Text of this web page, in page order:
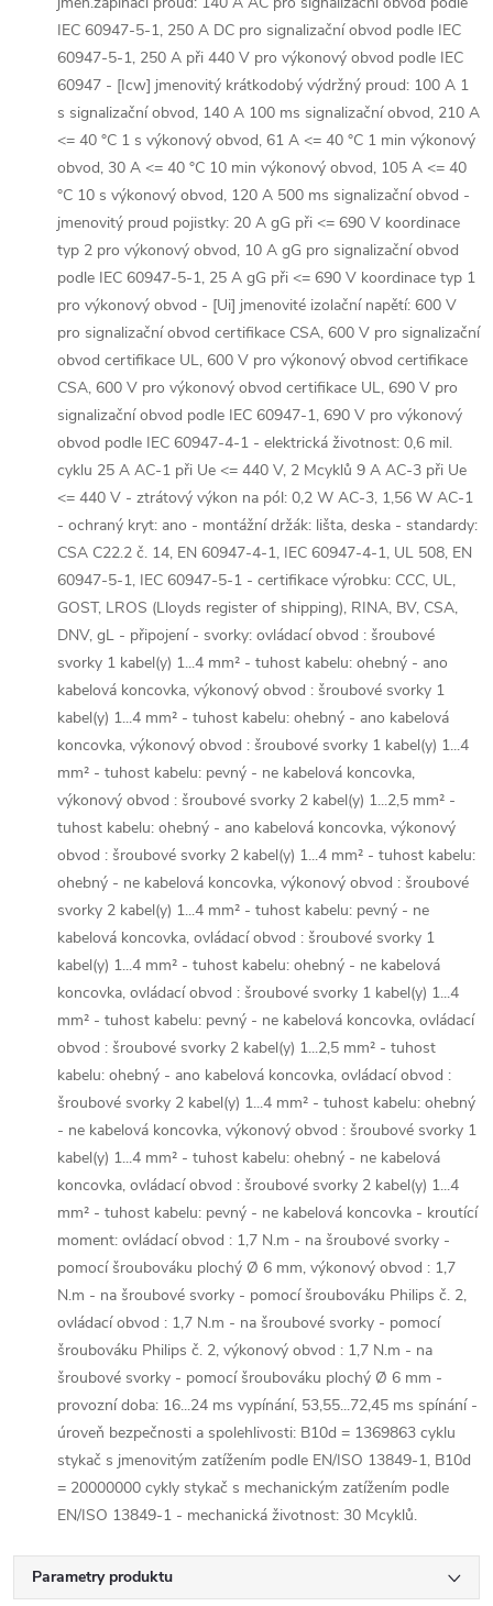
IEC 60947-5-1, 250 A DC pro signalizační obvod podle IEC
60947-5-1, 250 A při 440 V pro výkonový obvod podle IEC
60947 - [Icw] jmenovitý krátkodobý výdržný proud: 100 A 1
s signalizační obvod, 140 A 100 ms signalizační obvod, 210 A
<= 40 °C 1 s výkonový obvod, 61 A <= 40 °C 1 min výkonový
obvod, 30 A <= 40 °C 10 min výkonový obvod, 105 A <= 40
°C 10 s výkonový obvod, 120 A 500 ms signalizační obvod -
jmenovitý proud pojistky: 20 A gG při <= 690 V koordinace
typ 2 pro výkonový obvod, 10 A gG pro signalizační obvod
podle IEC 60947-5-1, 25 A gG při <= 690 V koordinace typ 1
pro výkonový obvod - [Ui] jmenovité izolační napětí: 600 V
pro signalizační obvod certifikace CSA, 600 V pro signalizační
obvod certifikace UL, 600 V pro výkonový obvod certifikace
CSA, 600 V pro výkonový obvod certifikace UL, 690 V pro
signalizační obvod podle IEC 60947-1, 690 V pro výkonový
obvod podle IEC 60947-4-1 - elektrická životnost: 0,6 mil.
cyklu 25 A AC-1 při Ue <= 440 V, 2 Mcyklů 9 A AC-3 při Ue
<= 440 V - ztrátový výkon na pól: 0,2 W AC-3, 1,56 W AC-1
- ochraný kryt: ano - montážní držák: lišta, deska - standardy:
CSA C22.2 č. 14, EN 60947-4-1, IEC 60947-4-1, UL 508, EN
60947-5-1, IEC 60947-5-1 - certifikace výrobku: CCC, UL,
GOST, LROS (Lloyds register of shipping), RINA, BV, CSA,
DNV, gL - připojení - svorky: ovládací obvod : šroubové
svorky 1 kabel(y) 1...4 mm² - tuhost kabelu: ohebný - ano
kabelová koncovka, výkonový obvod : šroubové svorky 1
kabel(y) 1...4 mm² - tuhost kabelu: ohebný - ano kabelová
koncovka, výkonový obvod : šroubové svorky 1 kabel(y) 1...4
mm² - tuhost kabelu: pevný - ne kabelová koncovka,
výkonový obvod : šroubové svorky 2 kabel(y) 1...2,5 mm² -
tuhost kabelu: ohebný - ano kabelová koncovka, výkonový
obvod : šroubové svorky 2 kabel(y) 1...4 mm² - tuhost kabelu:
ohebný - ne kabelová koncovka, výkonový obvod : šroubové
svorky 2 kabel(y) 1...4 mm² - tuhost kabelu: pevný - ne
kabelová koncovka, ovládací obvod : šroubové svorky 1
kabel(y) 1...4 mm² - tuhost kabelu: ohebný - ne kabelová
koncovka, ovládací obvod : šroubové svorky 1 kabel(y) 1...4
mm² - tuhost kabelu: pevný - ne kabelová koncovka, ovládací
obvod : šroubové svorky 2 kabel(y) 1...2,5 mm² - tuhost
kabelu: ohebný - ano kabelová koncovka, ovládací obvod :
šroubové svorky 2 kabel(y) 1...4 mm² - tuhost kabelu: ohebný
- ne kabelová koncovka, výkonový obvod : šroubové svorky 1
kabel(y) 1...4 mm² - tuhost kabelu: ohebný - ne kabelová
koncovka, ovládací obvod : šroubové svorky 2 kabel(y) 1...4
mm² - tuhost kabelu: pevný - ne kabelová koncovka - kroutící
moment: ovládací obvod : 1,7 N.m - na šroubové svorky -
pomocí šroubováku plochý Ø 6 mm, výkonový obvod : 1,7
N.m - na šroubové svorky - pomocí šroubováku Philips č. 2,
ovládací obvod : 1,7 N.m - na šroubové svorky - pomocí
šroubováku Philips č. 2, výkonový obvod : 1,7 N.m - na
šroubové svorky - pomocí šroubováku plochý Ø 6 mm -
provozní doba: 16...24 ms vypínání, 53,55...72,45 ms spínání -
úroveň bezpečnosti a spolehlivosti: B10d = 1369863 cyklu
stykač s jmenovitým zatížením podle EN/ISO 13849-1, B10d
= 20000000 cykly stykač s mechanickým zatížením podle
EN/ISO 13849-1 - mechanická životnost: 30 Mcyklů.
Parametry produktu